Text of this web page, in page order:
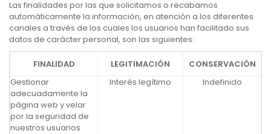
Las finalidades por las que solicitamos o recabamos
automáticamente la información, en atención a los diferentes
canales a través de los cuales los usuarios han facilitado sus
datos de carácter personal, son las siguientes:
FINALIDAD LEGITIMACIÓN
CONSERVACIÓN
Gestionar
adecuadamente la
página web y velar
por la seguridad de
nuestros usuarios
Interés legítimo Indefinido